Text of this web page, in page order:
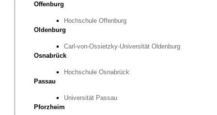
Offenburg
Hochschule Offenburg
Oldenburg
Carl-von-Ossietzky-Universität Oldenburg
Osnabrück
Hochschule Osnabrück
Passau
Universität Passau
Pforzheim